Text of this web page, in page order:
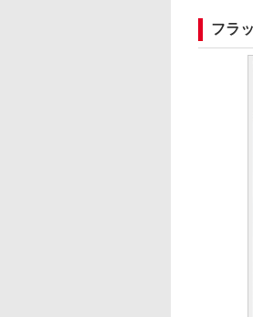
フラ